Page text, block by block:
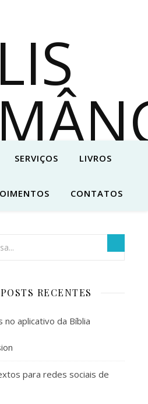
SERVIÇOS LIVROS
CONTATOS
POSTS RECENTES
no aplicativo da Bíblia
para redes sociais de